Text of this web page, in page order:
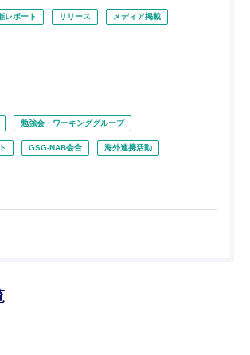
レポート リリース メディア掲載
勉強会・ワーキンググループ
GSG-NAB会合 海外連携活動